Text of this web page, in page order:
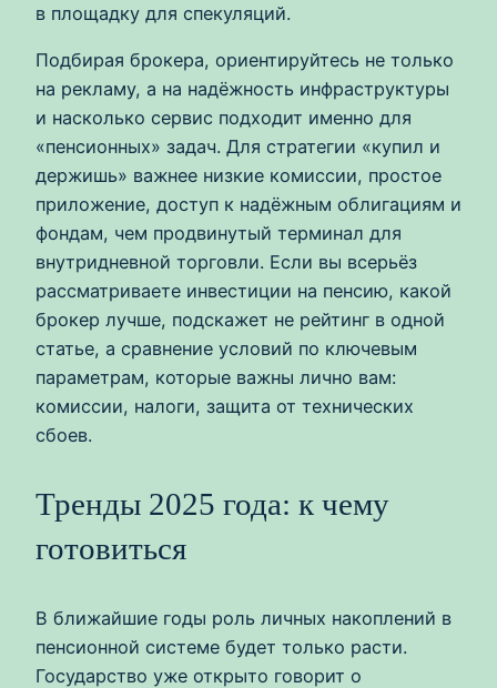
в площадку для спекуляций.
Подбирая брокера, ориентируйтесь не только
на рекламу, а на надёжность инфраструктуры
и насколько сервис подходит именно для
«пенсионных» задач. Для стратегии «купил и
держишь» важнее низкие комиссии, простое
приложение, доступ к надёжным облигациям и
фондам, чем продвинутый терминал для
внутридневной торговли. Если вы всерьёз
рассматриваете инвестиции на пенсию, какой
брокер лучше, подскажет не рейтинг в одной
статье, а сравнение условий по ключевым
параметрам, которые важны лично вам:
комиссии, налоги, защита от технических
сбоев.
Тренды 2025 года: к чему
готовиться
В ближайшие годы роль личных накоплений в
пенсионной системе будет только расти.
Государство уже открыто говорит о